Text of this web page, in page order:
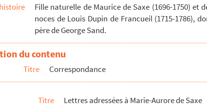
Madame Dupin
Madame Dupin
à Madame Dupin
à Madame Dupin
à Madame Dupin
à Deschartres
Fille naturelle de Maurice de Saxe (1696-1750) et
noces de Louis Dupin de Francueil (1715-1786),
père de George Sand.
du contenu
Titre Correspondance
Titre
Lettres adressées à Marie-Aurore de Saxe